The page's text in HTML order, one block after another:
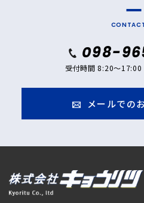
098-
受付時間 8:20～17:00
メールでの